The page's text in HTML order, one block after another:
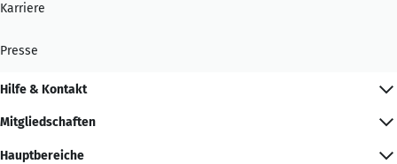
Karriere
Presse
Hilfe & Kontakt
Mitgliedschaften
Hauptbereiche